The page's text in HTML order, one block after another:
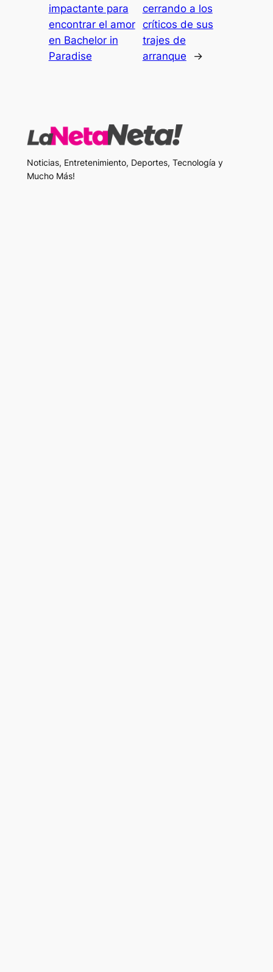
impactante para
encontrar el amor
en Bachelor in
Paradise
cerrando a los
críticos de sus
trajes de
arranque
→
Noticias, Entretenimiento, Deportes, Tecnología y
Mucho Más!